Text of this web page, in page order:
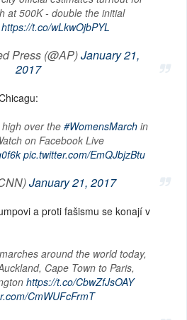
at 500K - double the initial
https://t.co/wLkwOjbPYL
Press (@AP)January 21,
2017
high over the #WomensMarch in
on Facebook Live
pic.twitter.com/EmQJbjzBtu
January 21, 2017
a proti fašismu se konají v
around the world today,
Cape Town to Paris,
https://t.co/CbwZfJsOAY
CmWUFcFrmT